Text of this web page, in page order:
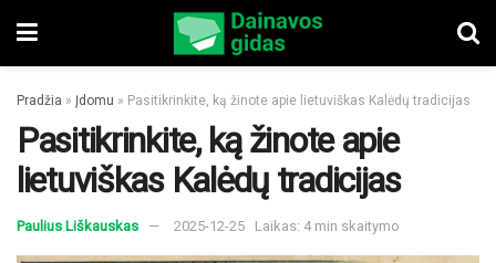
Pradžia » Įdomu » Pasitikrinkite, ką žinote apie lietuviškas Kalėdų tradicijas
Pasitikrinkite, ką žinote apie
lietuviškas Kalėdų tradicijas
Paulius Liškauskas 2025-12-25 Laikas: 4 min skaitymo